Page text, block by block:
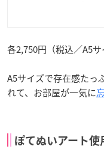
各2,750円（税込／A5サ
A5サイズで存在感たっ
れて、お部屋が一気に
ぽてぬいアート使